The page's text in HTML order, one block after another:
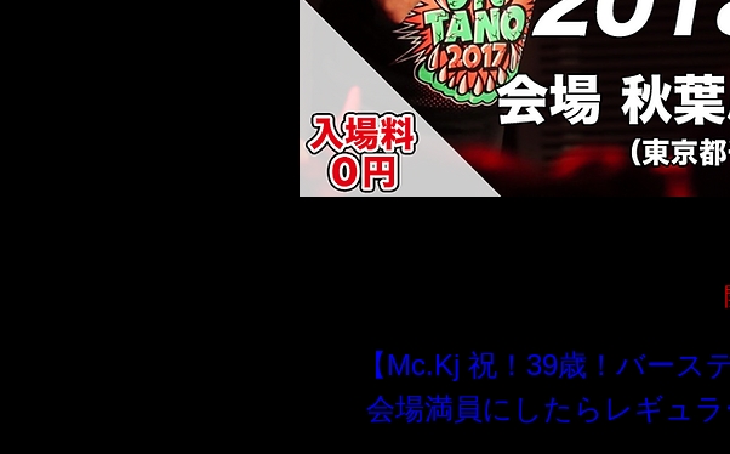
【Mc.Kj 祝！39歳！バー
会場満員にしたらレギュ